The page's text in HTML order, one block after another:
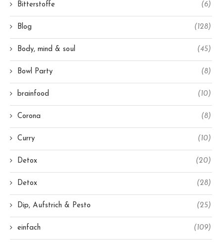
Bitterstoffe (6)
Blog (128)
Body, mind & soul (45)
Bowl Party (8)
brainfood (10)
Corona (8)
Curry (10)
Detox (20)
Detox (28)
Dip, Aufstrich & Pesto (25)
einfach (109)